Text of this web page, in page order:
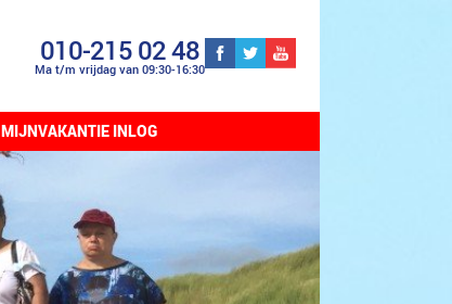
010-215 02 48
Ma t/m vrijdag van 09:30-16:30
MIJNVAKANTIE INLOG